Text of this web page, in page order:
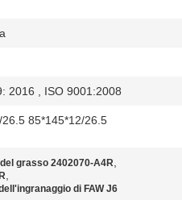
2016 , ISO 9001:2008
85*145*12/26.5
grasso 2402070-A4R,
,
di FAW J6